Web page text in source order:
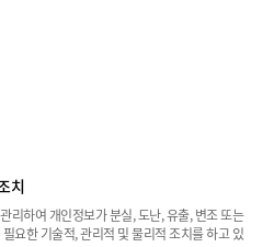
치
리하여 개인정보가 분실, 도난, 유출, 변조 또는
요한 기술적, 관리적 및 물리적 조치를 하고 있